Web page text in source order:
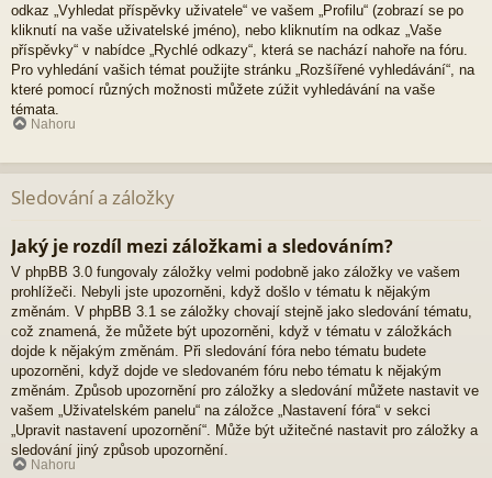
odkaz „Vyhledat příspěvky uživatele“ ve vašem „Profilu“ (zobrazí se po
kliknutí na vaše uživatelské jméno), nebo kliknutím na odkaz „Vaše
příspěvky“ v nabídce „Rychlé odkazy“, která se nachází nahoře na fóru.
Pro vyhledání vašich témat použijte stránku „Rozšířené vyhledávání“, na
které pomocí různých možnosti můžete zúžit vyhledávání na vaše
témata.
Nahoru
Sledování a záložky
Jaký je rozdíl mezi záložkami a sledováním?
V phpBB 3.0 fungovaly záložky velmi podobně jako záložky ve vašem
prohlížeči. Nebyli jste upozorněni, když došlo v tématu k nějakým
změnám. V phpBB 3.1 se záložky chovají stejně jako sledování tématu,
což znamená, že můžete být upozorněni, když v tématu v záložkách
dojde k nějakým změnám. Při sledování fóra nebo tématu budete
upozorněni, když dojde ve sledovaném fóru nebo tématu k nějakým
změnám. Způsob upozornění pro záložky a sledování můžete nastavit ve
vašem „Uživatelském panelu“ na záložce „Nastavení fóra“ v sekci
„Upravit nastavení upozornění“. Může být užitečné nastavit pro záložky a
sledování jiný způsob upozornění.
Nahoru